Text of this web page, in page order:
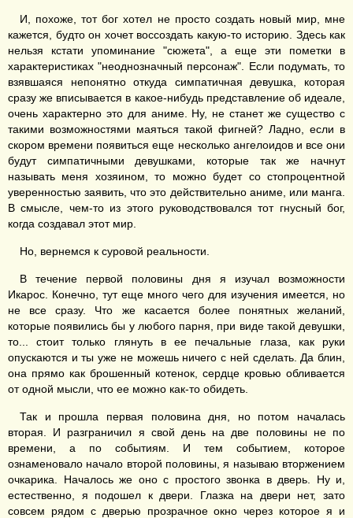
И, похоже, тот бог хотел не просто создать новый мир, мне
кажется, будто он хочет воссоздать какую-то историю. Здесь как
нельзя кстати упоминание "сюжета", а еще эти пометки в
характеристиках "неоднозначный персонаж". Если подумать, то
взявшаяся непонятно откуда симпатичная девушка, которая
сразу же вписывается в какое-нибудь представление об идеале,
очень характерно это для аниме. Ну, не станет же существо с
такими возможностями маяться такой фигней? Ладно, если в
скором времени появиться еще несколько ангелоидов и все они
будут симпатичными девушками, которые так же начнут
называть меня хозяином, то можно будет со стопроцентной
уверенностью заявить, что это действительно аниме, или манга.
В смысле, чем-то из этого руководствовался тот гнусный бог,
когда создавал этот мир.
Но, вернемся к суровой реальности.
В течение первой половины дня я изучал возможности
Икарос. Конечно, тут еще много чего для изучения имеется, но
не все сразу. Что же касается более понятных желаний,
которые появились бы у любого парня, при виде такой девушки,
то... стоит только глянуть в ее печальные глаза, как руки
опускаются и ты уже не можешь ничего с ней сделать. Да блин,
она прямо как брошенный котенок, сердце кровью обливается
от одной мысли, что ее можно как-то обидеть.
Так и прошла первая половина дня, но потом началась
вторая. И разграничил я свой день на две половины не по
времени, а по событиям. И тем событием, которое
ознаменовало начало второй половины, я называю вторжением
очкарика. Началось же оно с простого звонка в дверь. Ну и,
естественно, я подошел к двери. Глазка на двери нет, зато
совсем рядом с дверью прозрачное окно через которое я и